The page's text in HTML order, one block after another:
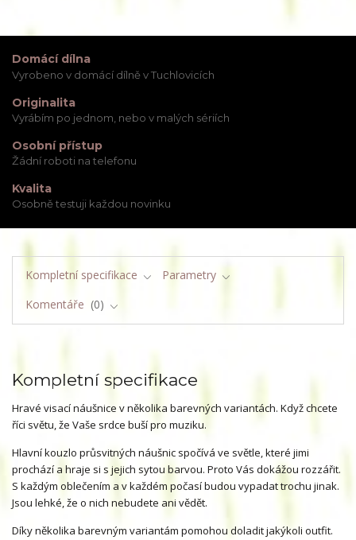
Domácí dílna
Vyrobeno v domácí dílně v Tuchlovicích
Originalita
Vyrábím po jednom, nebo v malých sériích
Osobní přístup
Žádní roboti na telefonu
Kvalita
Osobně testuji každou novinku
Kompletní specifikace
Parametry
Komentáře
0
Kompletní specifikace
Hravé visací náušnice v několika barevných variantách. Když chcete
říci světu, že Vaše srdce buší pro muziku.
Hlavní kouzlo průsvitných náušnic spočívá ve světle, které jimi
prochází a hraje si s jejich sytou barvou. Proto Vás dokážou rozzářit.
S každým oblečením a v každém počasí budou vypadat trochu jinak.
Jsou lehké, že o nich nebudete ani vědět.
Díky několika barevným variantám pomohou doladit jakýkoli outfit.